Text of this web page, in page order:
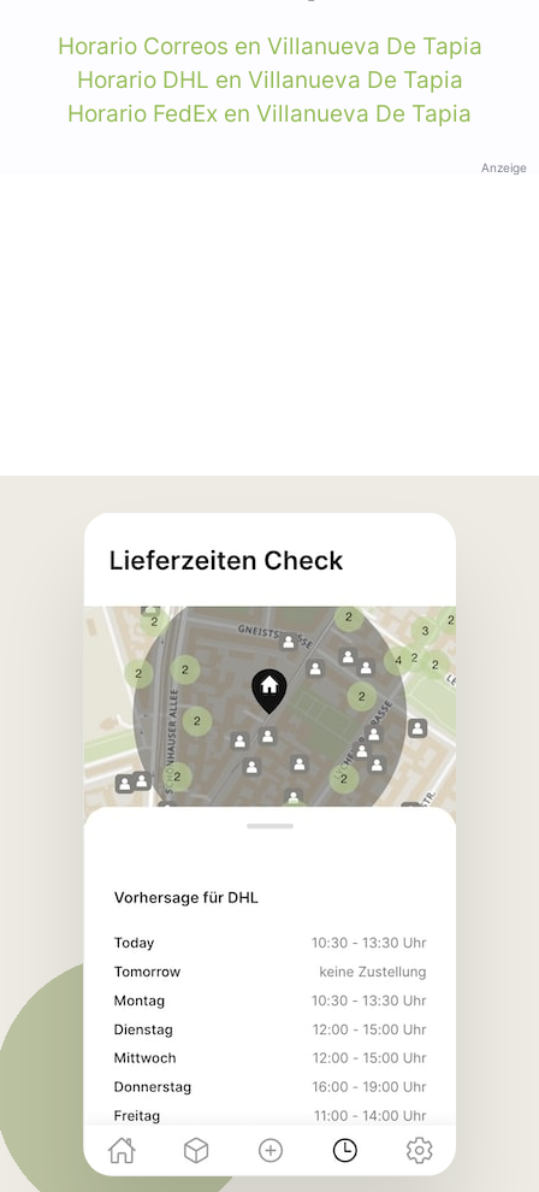
Horario Correos en Villanueva De Tapia
Horario DHL en Villanueva De Tapia
Horario FedEx en Villanueva De Tapia
Anzeige